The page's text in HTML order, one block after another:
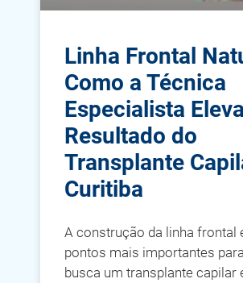
Linha Frontal
Como a Técnica
Especialista
Resultado do
Transplante
Curitiba
A construção da linha frontal
pontos mais importantes
busca um transplante capilar